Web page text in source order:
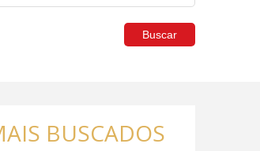
Buscar
BUSCADOS